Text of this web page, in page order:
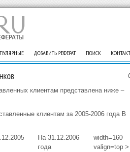
ДОБАВИТЬ РЕФЕРАТ ПОИСК
клиентам представлена ниже –
клиентам за 2005-2006 года В
На 31.12.2006
года
width=160
valign=top >